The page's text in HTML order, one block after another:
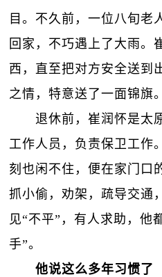
目。不久前，一位八旬老
回家，不巧遇上了大雨。
西，直至把对方安全送到
之情，特意送了一面锦旗。
退休前，崔润怀是太原
工作人员，负责保卫工作
刻也闲不住，便在家门口
抓小偷，劝架，疏导交通
见“不平”，有人求助，他
手”。
他说这么多年习惯了